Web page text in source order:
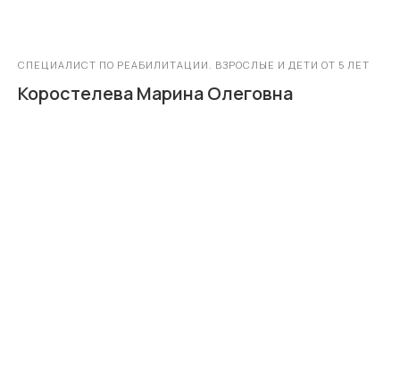
СПЕЦИАЛИСТ ПО РЕАБИЛИТАЦИИ. ВЗРОСЛЫЕ И ДЕТИ ОТ 5 ЛЕТ
Коростелева Марина Олеговна